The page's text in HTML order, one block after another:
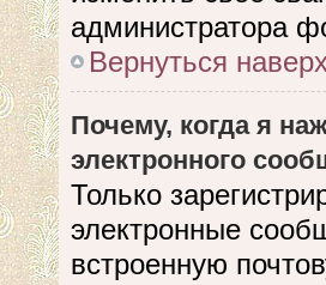
администратора
Вернуться
Почему, когда я
электронного
Только
электронные
встроенную